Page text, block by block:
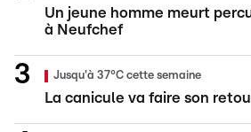
Un jeune homme meurt
à Neufchef
Jusqu'à 37°C cette semaine
La canicule va faire son